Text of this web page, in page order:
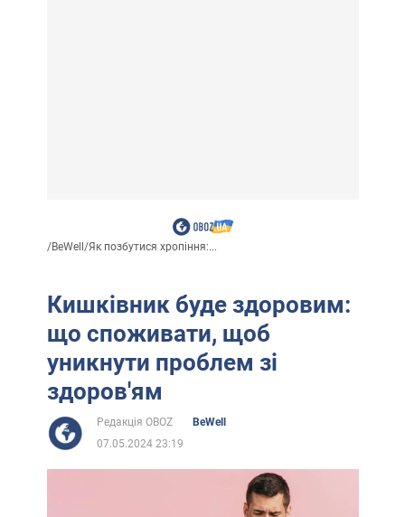
/BeWell/Як позбутися хропіння:...
Кишківник буде здоровим:
що споживати, щоб
уникнути проблем зі
здоров'ям
Редакція OBOZ
BeWell
07.05.2024 23:19